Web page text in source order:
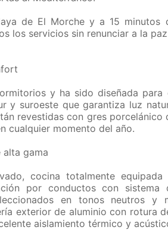
de El Morche y a 15 minutos
los servicios sin renunciar a la
y ha sido diseñada
y suroeste que garantiza luz
revestidas con gres porcelánico
cualquier momento del año.
alta gama
cocina totalmente
por conductos con sistema
en tonos neutros y
exterior de aluminio con rotura
aislamiento térmico y